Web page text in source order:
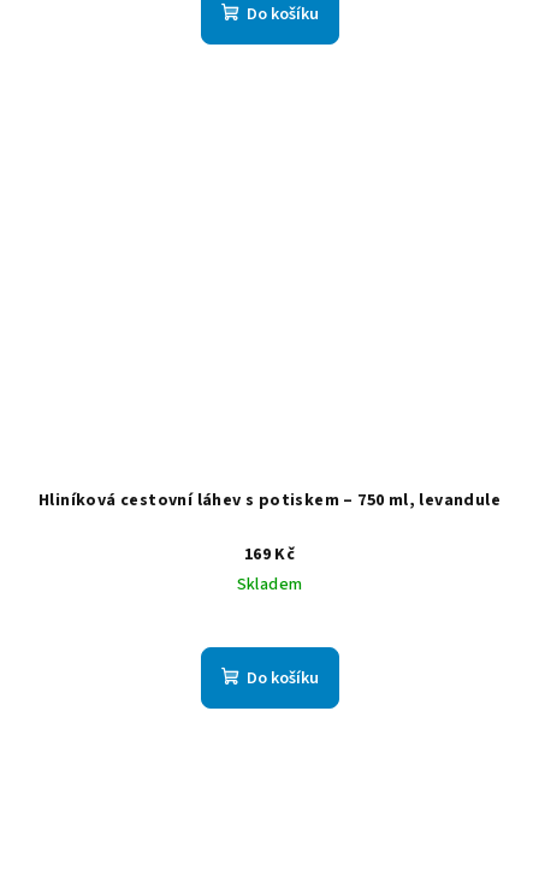
Do košíku
Hliníková cestovní láhev s potiskem – 750 ml, levandule
169 Kč
Skladem
Do košíku